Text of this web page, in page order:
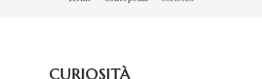
CURIOSITÀ